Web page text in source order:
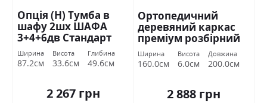
Опція (Н) Тумба в
шафу 2шх ШАФА
3+4+6дв Стандарт
Ширина
87.2см
Висота
33.6см
Глибина
49.6см
2 267 грн
Ортопедичний
деревяний каркас
преміум розбірний
160х200 Міромарк
Ширина
160.0см
Висота
6.0см
Довжина
200.0см
2 888 грн